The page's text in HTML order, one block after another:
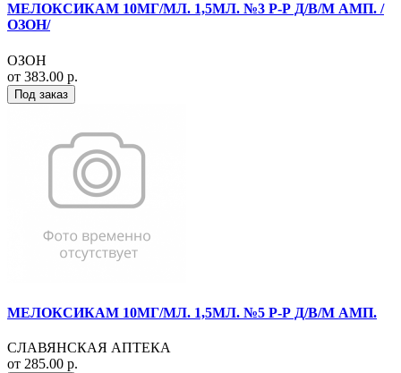
МЕЛОКСИКАМ 10МГ/МЛ. 1,5МЛ. №3 Р-Р Д/В/М АМП. /
ОЗОН/
ОЗОН
от 383.00 р.
Под заказ
МЕЛОКСИКАМ 10МГ/МЛ. 1,5МЛ. №5 Р-Р Д/В/М АМП.
СЛАВЯНСКАЯ АПТЕКА
от 285.00 р.